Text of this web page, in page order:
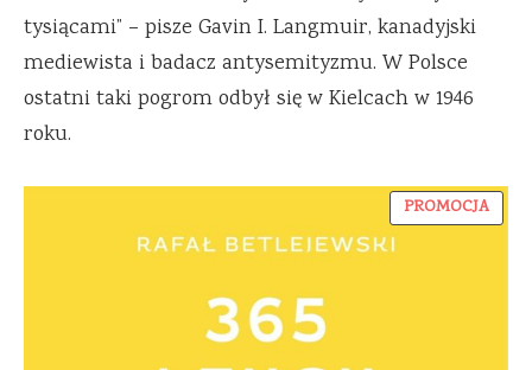
tysiącami” – pisze Gavin I. Langmuir, kanadyjski
mediewista i badacz antysemityzmu. W Polsce
ostatni taki pogrom odbył się w Kielcach w 1946
roku.
PROMOCJA
W